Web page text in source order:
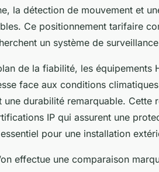
la détection de mouvement et
Ce positionnement tarifaire
un système de
de la fiabilité, les équipements
face aux conditions
une durabilité remarquable. Cette
IP qui assurent une
pour une installation
effectue une comparaison